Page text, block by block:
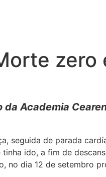
zero
Academia
seguida de parada
ido, a fim de
no dia 12 de setembro